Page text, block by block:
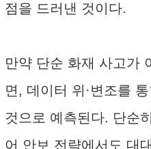
점을 드러낸 것이다.
만약 단순 화재 사고가
면, 데이터 위·변조를
것으로 예측된다. 단순
어 안보 전략에서도 대